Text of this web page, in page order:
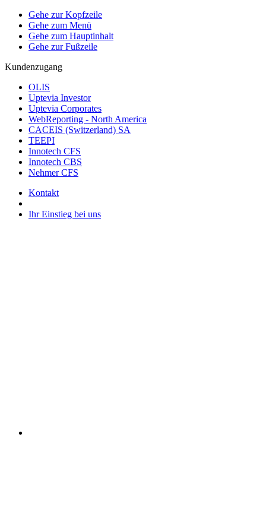
Gehe zur Kopfzeile
Gehe zum Menü
Gehe zum Hauptinhalt
Gehe zur Fußzeile
Kundenzugang
OLIS
Uptevia Investor
Uptevia Corporates
WebReporting - North America
CACEIS (Switzerland) SA
TEEPI
Innotech CFS
Innotech CBS
Nehmer CFS
Kontakt
Ihr Einstieg bei uns